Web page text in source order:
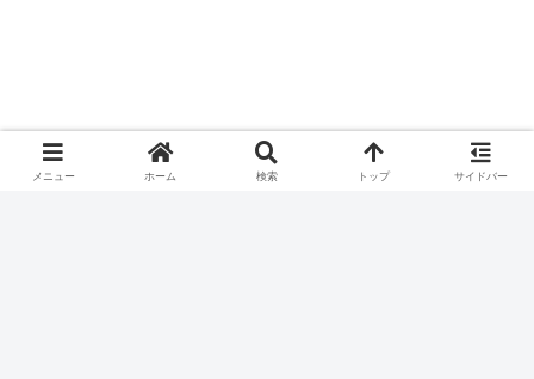
メニュー ホーム 検索 トップ サイドバー